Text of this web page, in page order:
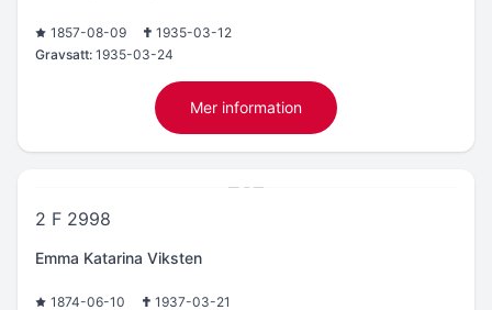
1857-08-09
1935-03-12
Gravsatt: 1935-03-24
Mer information
2 F 2998
Emma Katarina Viksten
1874-06-10
1937-03-21